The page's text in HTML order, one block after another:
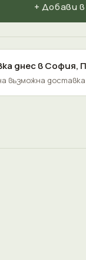
+ Добави в
днес вСофия,
възможна